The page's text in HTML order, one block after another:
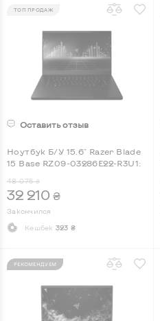
ТОП ПРОДАЖ
Оставить отзыв
Ноутбук Б/У 15.6" Razer Blade
15 Base RZ09-03286E22-R3U1:
GeForce RTX 2060, IPS, Full HD,
Key Light
48 075 ₴
32 210 ₴
Закончился
Кешбек 323 ₴
РЕКОМЕНДУЕМ